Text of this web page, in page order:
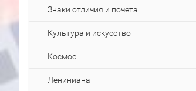
Знаки отличия и почета
Культура и искусство
Космос
Лениниана